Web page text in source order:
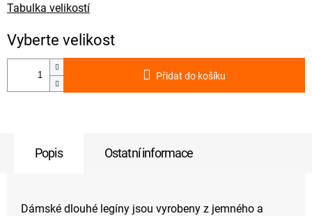
Tabulka velikostí
Přidat do košíku
Popis Ostatní informace
Dámské dlouhé legíny jsou vyrobeny z jemného a